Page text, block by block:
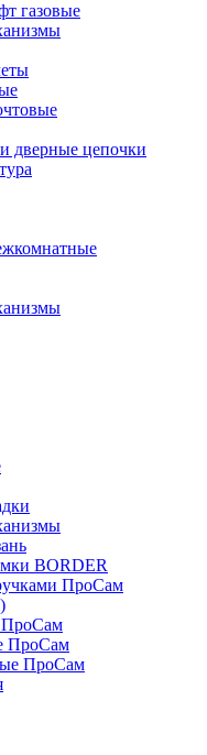
газовые
дверные цепочки
BORDER
ПроСам
ПроСам
ПроСам
ПроСам